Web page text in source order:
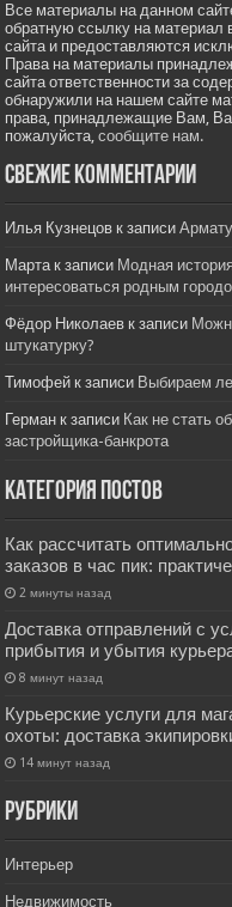
Все материалы на данном
обратную ссылку на материал
сайта и предоставляются
Права на материалы
сайта ответственности за
обнаружили на нашем сайте
права, принадлежащие Вам,
пожалуйста,сообщите нам.
Свежие комментарии
Илья Кузнецов к записи
Мартак записи Модная
интересоваться родным
Фёдор Николаев к записи
штукатурку?
Тимофей к записи Выбираем
Герман к записи Как не стать
застройщика-банкрота
Категория постов
Как рассчитать
заказов в час пик:
2 минуты назад
Доставка отправлений с
прибытия и убытия
8 минут назад
Курьерские услуги для
охоты: доставка
14 минут назад
РУбрики
Интерьер
Недвижимость